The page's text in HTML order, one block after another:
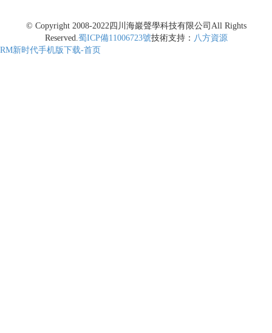
© Copyright 2008-2022 四川海巖聲學科技有限公司 All Rights
Reserved. 蜀ICP備11006723號技術支持： 八方資源
RM新时代手机版下载-首页